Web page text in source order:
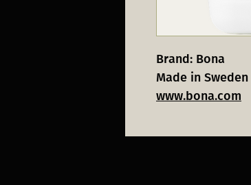
Brand: Bona
Made in Sweden
www.bona.com